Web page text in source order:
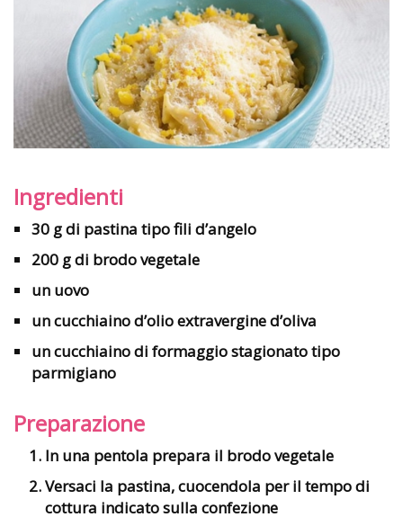
Ingredienti
30 g di pastina tipo fili d’angelo
200 g di brodo vegetale
un uovo
un cucchiaino d’olio extravergine d’oliva
un cucchiaino di formaggio stagionato tipo
parmigiano
Preparazione
In una pentola prepara il brodo vegetale
Versaci la pastina, cuocendola per il tempo di
cottura indicato sulla confezione